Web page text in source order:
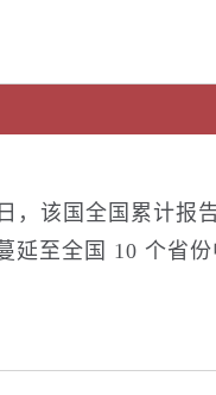
，该国全国累计报
延至全国 10 个省